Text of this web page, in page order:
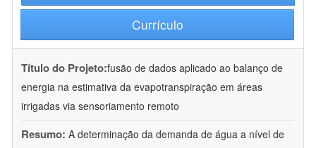
Currículo
Título do Projeto:fusão de dados aplicado ao balanço de
energia na estimativa da evapotranspiração em áreas
irrigadas via sensoriamento remoto
Resumo: A determinação da demanda de água a nível de